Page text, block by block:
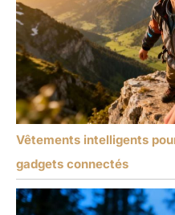
Vêtements intelligents
gadgets connectés